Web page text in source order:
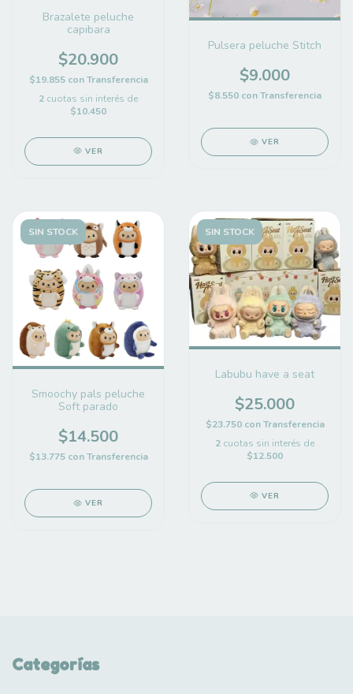
Brazalete peluche
capibara
$20.900
$19.855 con Transferencia
2 cuotas sin interés de
$10.450
VER
Pulsera peluche Stitch
$9.000
$8.550 conTransferencia
VER
SIN STOCK
Smoochy pals peluche
Soft parado
$14.500
$13.775 con Transferencia
VER
SIN STOCK
Labubu have a seat
$25.000
$23.750 con Transferencia
2 cuotas sin interés de
$12.500
VER
Categorías